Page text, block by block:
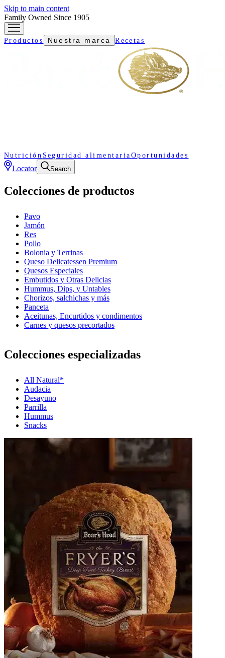
Skip to main content
Family Owned Since 1905
Productos Nuestra marca Recetas
Nutrición Seguridad alimentaria Oportunidades
Locator Search
Colecciones de productos
Pavo
Jamón
Res
Pollo
Bolonia y Terrinas
Queso Delicatessen Premium
Quesos Especiales
Embutidos y Otras Delicias
Hummus, Dips, y Untables
Chorizos, salchichas y más
Panceta
Aceitunas, Encurtidos y condimentos
Carnes y quesos precortados
Colecciones especializadas
All Natural*
Audacia
Desayuno
Parrilla
Hummus
Snacks